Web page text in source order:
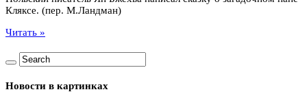
Кляксе. (пер. М.Ландман)
Читать »
Новости в картинках